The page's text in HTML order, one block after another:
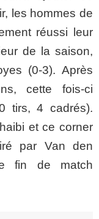
les hommes de
réussi leur
de la saison,
(0-3). Après
cette fois-ci
tirs, 4 cadrés).
et ce corner
par Van den
fin de match